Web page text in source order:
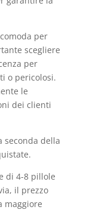
per
scegliere
per
o pericolosi.
le
dei clienti
seconda della
di 4-8 pillole
il prezzo
maggiore